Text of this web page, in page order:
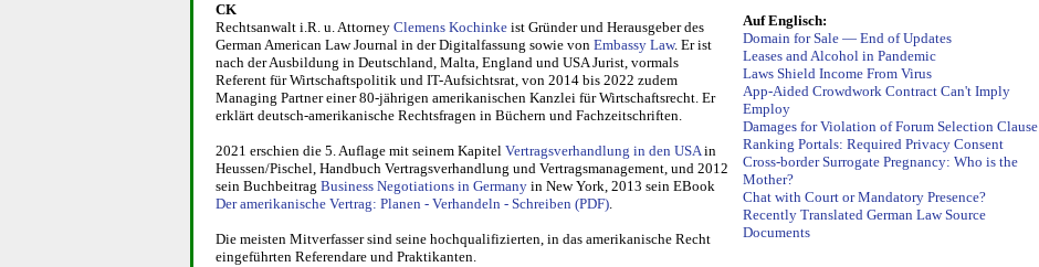
AufEnglisch:
Domain for Sale — End of Updates
Leases and Alcohol in Pandemic
Laws Shield Income From Virus
App-Aided Crowdwork Contract Can't Imply
Employ
Damages for Violation of Forum Selection Clause
Ranking Portals: Required Privacy Consent
Cross-border Surrogate Pregnancy: Who is the
Mother?
Chat with Court or Mandatory Presence?
Recently Translated German Law Source
Documents
CK
Rechtsanwalt i.R. u. Attorney Clemens Kochinke ist Gründer und Her­aus­ge­ber des
German Ame­ri­can Law Journal in der Digitalfassung so­wie von Embassy Law. Er ist
nach der Ausbildung in Deutschland, Mal­ta, Eng­land und USA Jurist, vormals
Referent für Wirt­schafts­politik und IT-Auf­sichtsrat, von 2014 bis 2022 zudem
Managing Part­ner einer 80-jäh­ri­gen ame­ri­ka­nischen Kanzlei für Wirtschaftsrecht. Er
erklärt deutsch-ame­ri­ka­ni­sche Rechts­fra­gen in Büchern und Fachzeitschriften.
2021 erschien die 5. Auflage mit seinem Kapitel Vertragsverhandlung in den USAin
Heus­sen/Pischel, Handbuch Vertragsverhandlung und Ver­trags­ma­na­ge­ment, und 2012
sein Buchbeitrag Business Nego­ti­ati­ons in Ger­ma­ny in New York, 2013 sein EBook
Der ame­ri­ka­ni­sche Vertrag: Planen - Ver­han­deln - Schreiben
.
Die meisten Mitverfasser sind seine hochqualifizierten, in das amerikanische Recht
eingeführten Referendare und Praktikanten.